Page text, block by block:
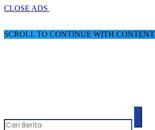
CLOSE ADS
SCROLL TO CONTINUE WITH CONTENT